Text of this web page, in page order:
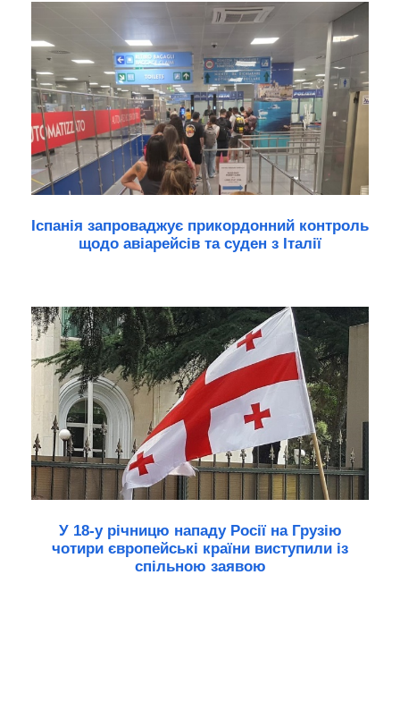
Іспанія запроваджує прикордонний контроль
щодо авіарейсів та суден з Італії
У 18-у річницю нападу Росії на Грузію
чотири європейські країни виступили із
спільною заявою